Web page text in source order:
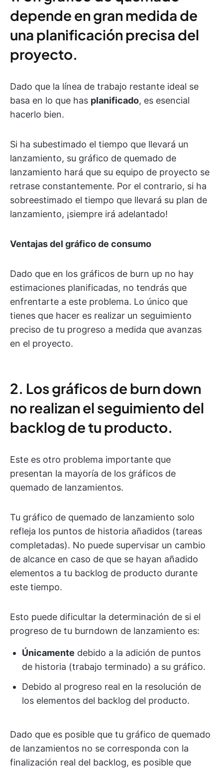
depende en gran medida de
una planificación precisa del
proyecto.
Dado que la línea de trabajo restante ideal se
basa en lo que has planificado, es esencial
hacerlo bien.
Si ha subestimado el tiempo que llevará un
lanzamiento, su gráfico de quemado de
lanzamiento hará que su equipo de proyecto se
retrase constantemente. Por el contrario, si ha
sobreestimado el tiempo que llevará su plan de
lanzamiento, ¡siempre irá adelantado!
Ventajas del gráfico de consumo
Dado que en los gráficos de burn up no hay
estimaciones planificadas, no tendrás que
enfrentarte a este problema. Lo único que
tienes que hacer es realizar un seguimiento
preciso de tu progreso a medida que avanzas
en el proyecto.
2. Los gráficos de burn down
no realizan el seguimiento del
backlog de tu producto.
Este es otro problema importante que
presentan la mayoría de los gráficos de
quemado de lanzamientos.
Tu gráfico de quemado de lanzamiento solo
refleja los puntos de historia añadidos (tareas
completadas). No puede supervisar un cambio
de alcance en caso de que se hayan añadido
elementos a tu backlog de producto durante
este tiempo.
Esto puede dificultar la determinación de si el
progreso de tu burndown de lanzamiento es:
Únicamente debido a la adición de puntos
de historia (trabajo terminado) a su gráfico.
Debido al progreso real en la resolución de
los elementos del backlog del producto.
Dado que es posible que tu gráfico de quemado
de lanzamientos no se corresponda con la
finalización real del backlog, es posible que